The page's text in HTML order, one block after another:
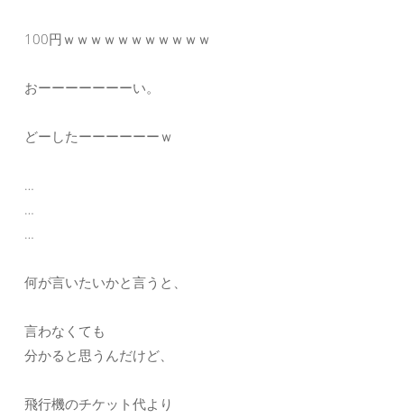
100円ｗｗｗｗｗｗｗｗｗｗｗ
おーーーーーーーい。
どーしたーーーーーーｗ
…
…
…
何が言いたいかと言うと、
言わなくても
分かると思うんだけど、
飛行機のチケット代より